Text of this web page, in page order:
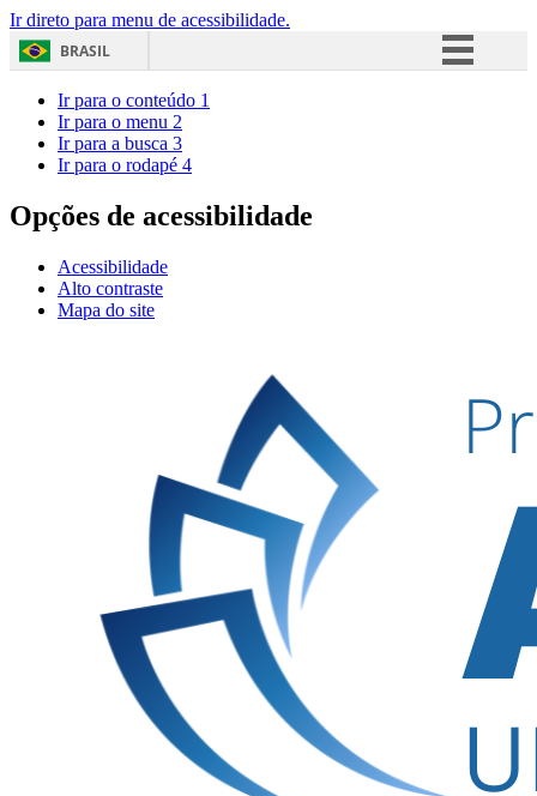
Ir direto para menu de acessibilidade.
BRASIL
Acesso à informação
Ir para o conteúdo 1
Ir para o menu 2
Ir para a busca 3
Ir para o rodapé 4
Opções de acessibilidade
Acessibilidade
Alto contraste
Mapa do site